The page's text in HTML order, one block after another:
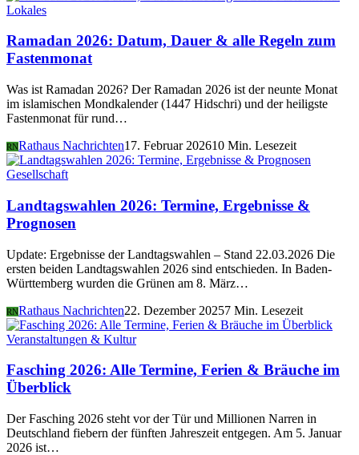
Lokales
Ramadan 2026: Datum, Dauer & alle Regeln zum
Fastenmonat
Was ist Ramadan 2026? Der Ramadan 2026 ist der neunte Monat
im islamischen Mondkalender (1447 Hidschri) und der heiligste
Fastenmonat für rund…
RNRathaus Nachrichten17. Februar 202610 Min. Lesezeit
Gesellschaft
Landtagswahlen 2026: Termine, Ergebnisse &
Prognosen
Update: Ergebnisse der Landtagswahlen – Stand 22.03.2026 Die
ersten beiden Landtagswahlen 2026 sind entschieden. In Baden-
Württemberg wurden die Grünen am 8. März…
RNRathaus Nachrichten22. Dezember 20257 Min. Lesezeit
Veranstaltungen & Kultur
Fasching 2026: Alle Termine, Ferien & Bräuche im
Überblick
Der Fasching 2026 steht vor der Tür und Millionen Narren in
Deutschland fiebern der fünften Jahreszeit entgegen. Am 5. Januar
2026 ist…